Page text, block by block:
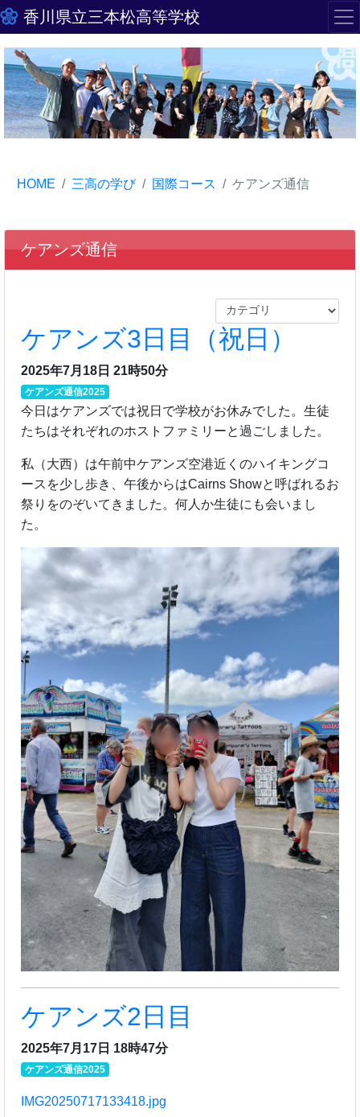
香川県立三本松高等学校
HOME 三高の学び 国際コース ケアンズ通信
ケアンズ通信
ケアンズ3日目（祝日）
2025年7月18日 21時50分
ケアンズ通信2025
今日はケアンズでは祝日で学校がお休みでした。生徒
たちはそれぞれのホストファミリーと過ごしました。
私（大西）は午前中ケアンズ空港近くのハイキングコ
ースを少し歩き、午後からはCairns Showと呼ばれるお
祭りをのぞいてきました。何人か生徒にも会いまし
た。
ケアンズ2日目
2025年7月17日 18時47分
ケアンズ通信2025
IMG20250717133418.jpg